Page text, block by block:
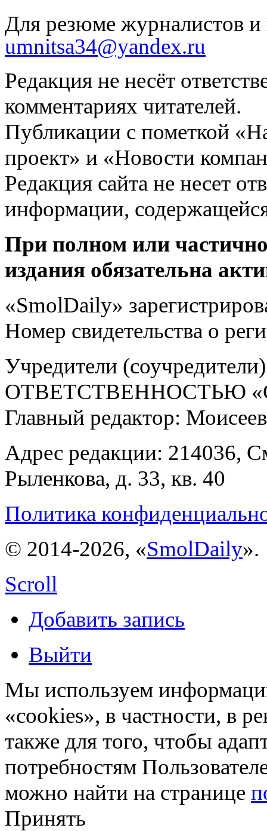
Для резюме журналистов и
umnitsa34@yandex.ru
Редакция не несёт
комментариях читателей.
Публикации с пометкой
проект» и «Новости
Редакция сайта не несет
информации,
При полном или
издания обязательна
«SmolDaily»
Номер свидетельства о
Учредители
ОТВЕТСТВЕННОСТЬЮ
Главный редактор:
Адрес редакции: 214036,
Рыленкова, д. 33, кв. 40
Политика
© 2014-2026, «SmolDaily».
Scroll
Добавить запись
Выйти
Мы используем
«cookies», в частности, в
также для того, чтобы
потребностям
можно найти на странице
Принять